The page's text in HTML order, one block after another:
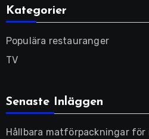
Kategorier
Populära restauranger
TV
Senaste Inläggen
Hållbara matförpackningar